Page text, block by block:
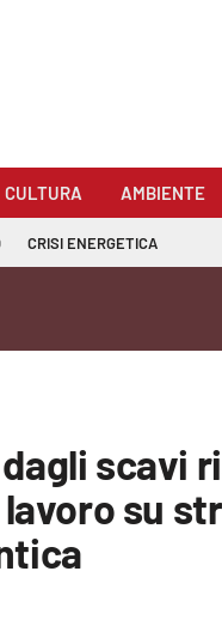
CULTURA AMBIENTE
CRISI ENERGETICA
scavi
su